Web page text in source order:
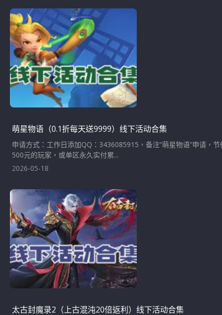
萌星物语（0.1折每天送9999）线下活动合集
申请方式：工作日添加QQ：3436085915，备注“萌星物语”申请，
500元的玩家，或单区永久实付累...
2026-05-18
太古封魔录2（上古混沌20倍返利）线下活动合集